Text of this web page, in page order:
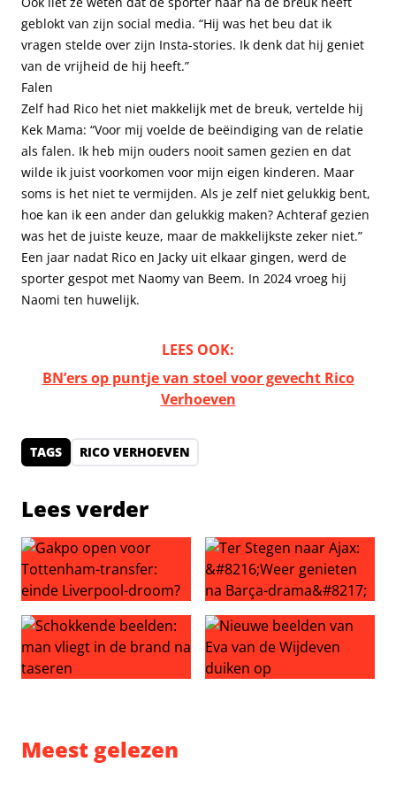
geblokt van zijn social media. “Hij was het beu dat ik
vragen stelde over zijn Insta-stories. Ik denk dat hij geniet
van de vrijheid de hij heeft.”
Falen
Zelf had Rico het niet makkelijk met de breuk, vertelde hij
Kek Mama: “Voor mij voelde de beëindiging van de relatie
als falen. Ik heb mijn ouders nooit samen gezien en dat
wilde ik juist voorkomen voor mijn eigen kinderen. Maar
soms is het niet te vermijden. Als je zelf niet gelukkig bent,
hoe kan ik een ander dan gelukkig maken? Achteraf gezien
was het de juiste keuze, maar de makkelijkste zeker niet.”
Een jaar nadat Rico en Jacky uit elkaar gingen, werd de
sporter gespot met Naomy van Beem. In 2024 vroeg hij
Naomi ten huwelijk.
LEES OOK:
BN’ers op puntje van stoel voor gevecht Rico
Verhoeven
TAGS RICO VERHOEVEN
Lees verder
Gakpo open voor Tottenham-transfer: einde Liverpool-
Ter Stegen naar Ajax:
Meest gelezen